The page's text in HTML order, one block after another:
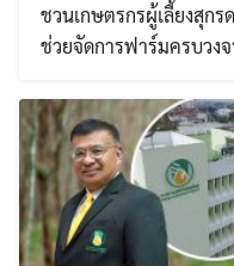
ชวนเกษตรกรผู้เลี้ยงสุก
ช่วยจัดการฟาร์มครบวง